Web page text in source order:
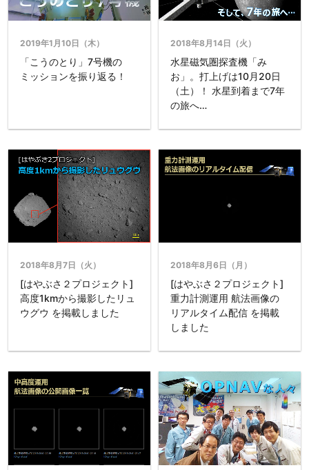
2019年1月10日（木）
「こうのとり」7号機の
ミッションを振り返る！
2018年8月14日（火）
水星磁気圏探査機「み
お」。打上げは10月20日
（土）！ 水星到着まで7年
の旅へ…
2018年8月7日（火）
[はやぶさ２プロジェクト]
高度1kmから撮影したリュ
ウグウ を掲載しました
2018年8月6日（月）
[はやぶさ２プロジェクト]
重力計測運用 航法画像の
リアルタイム配信 を掲載
しました